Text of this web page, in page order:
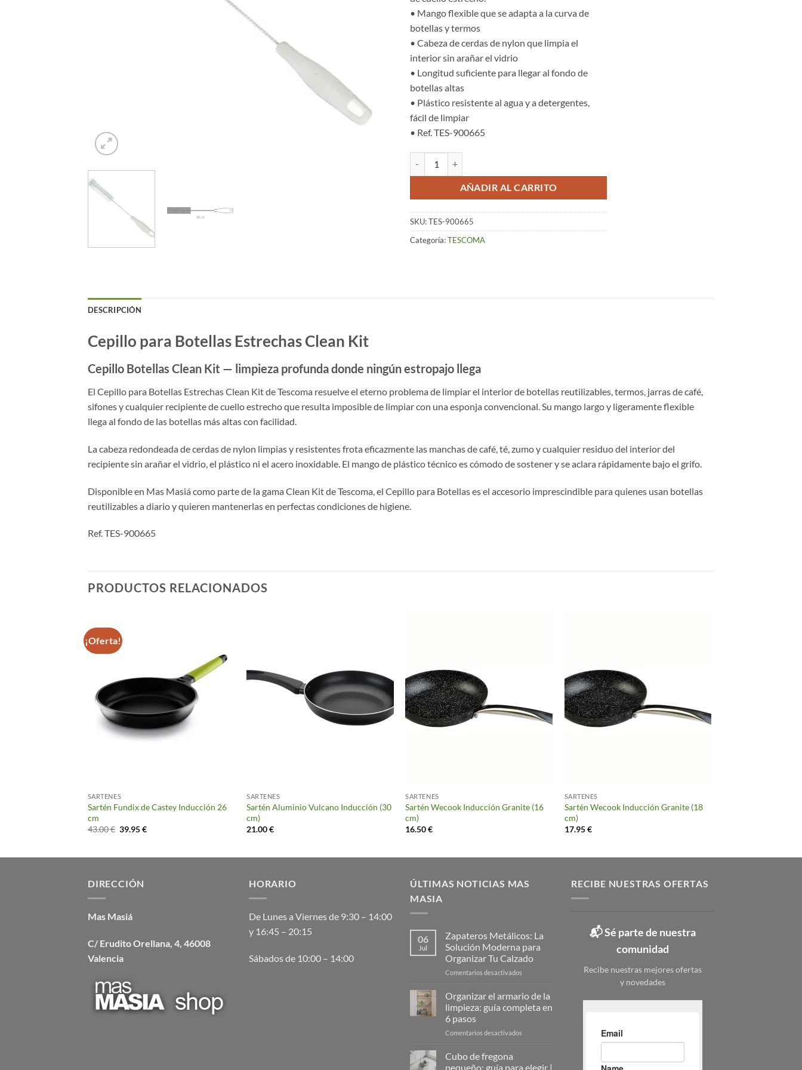
• Mango flexible que se adapta a la curva de
botellas y termos
• Cabeza de cerdas de nylon que limpia el
interior sin arañar el vidrio
• Longitud suficiente para llegar al fondo de
botellas altas
• Plástico resistente al agua y a detergentes,
fácil de limpiar
• Ref. TES-900665
AÑADIR AL CARRITO
SKU:TES-900665
Categoría:TESCOMA
DESCRIPCIÓN
Cepillo para Botellas Estrechas Clean Kit
Cepillo Botellas Clean Kit — limpieza profunda donde ningún estropajo llega
El Cepillo para Botellas Estrechas Clean Kit de Tescoma resuelve el eterno problema de limpiar el interior de botellas reutilizables, termos, jarras de café,
sifones y cualquier recipiente de cuello estrecho que resulta imposible de limpiar con una esponja convencional. Su mango largo y ligeramente flexible
llega al fondo de las botellas más altas con facilidad.
La cabeza redondeada de cerdas de nylon limpias y resistentes frota eficazmente las manchas de café, té, zumo y cualquier residuo del interior del
recipiente sin arañar el vidrio, el plástico ni el acero inoxidable. El mango de plástico técnico es cómodo de sostener y se aclara rápidamente bajo el grifo.
Disponible en Mas Masiá como parte de la gama Clean Kit de Tescoma, el Cepillo para Botellas es el accesorio imprescindible para quienes usan botellas
reutilizables a diario y quieren mantenerlas en perfectas condiciones de higiene.
Ref. TES-900665
PRODUCTOS RELACIONADOS
¡Oferta!
SARTENES
Sartén Fundix de Castey Inducción 26
cm
43.00€ El
39.95€El
SARTENES
Sartén Aluminio Vulcano Inducción (30
cm)
21.00€
SARTENES
Sartén Wecook Inducción Granite (16
cm)
16.50€
SARTENES
Sartén Wecook Inducción Granite (18
cm)
17.95€
DIRECCIÓN
Mas Masiá
C/ Erudito Orellana, 4, 46008
Valencia
HORARIO
De Lunes a Viernes de 9:30 – 14:00
y 16:45 – 20:15
Sábados de 10:00 – 14:00
ÚLTIMAS NOTICIAS MAS
MASIA
06
Jul
Zapateros Metálicos: La
Solución Moderna para
Organizar Tu Calzado
Comentarios desactivados
Metálicos:
La
Solución
Calzado
Organizar el armario de la
limpieza: guía completa en
6 pasos
Comentarios desactivados
Cubo de fregona
pequeño: guía para elegir |
RECIBE NUESTRAS OFERTAS
📬 Sé parte de nuestra
comunidad
Recibe nuestras mejores ofertas
y novedades